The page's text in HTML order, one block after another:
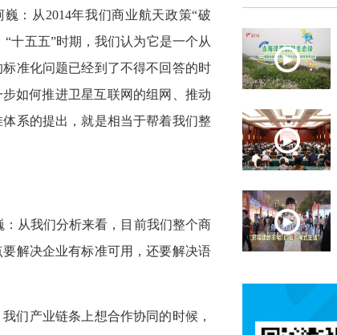
：从2014年我们商业航天政策“破
十五五”时期，我们认为它是一个从
准化问题已经到了不得不回答的时
如何推进卫星互联网的组网、推动
系的提出，就是相当于帮着我们整
从我们分析来看，目前我们整个商
解决企业有标准可用，还要解决语
们产业链条上想合作协同的时候，